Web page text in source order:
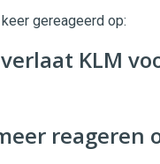
gereageerd op:
KLM
reageren